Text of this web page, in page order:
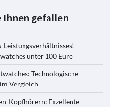
Ihnen gefallen
Leistungsverhältnisses!
unter 100 Euro
Technologische
Vergleich
Kopfhörern: Exzellente